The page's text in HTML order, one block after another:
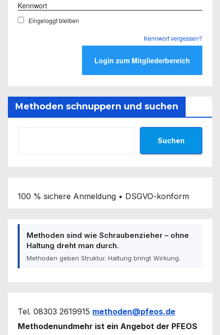
Kennwort
Eingeloggt bleiben
Kennwort vergessen?
Methoden schnuppern und suchen
Suchen
100 % sichere Anmeldung • DSGVO-konform
Methoden sind wie Schraubenzieher – ohne
Haltung dreht man durch.
Methoden geben Struktur. Haltung bringt Wirkung.
Tel. 08303 2619915 methoden@pfeos.de
Methodenundmehr ist ein Angebot der PFEOS